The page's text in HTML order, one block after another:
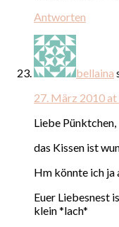
Antworten
bellaina
27. März 2010
Liebe Pünktchen,
das Kissen ist
Hm könnte ich ja
Euer Liebesnest
klein *lach*